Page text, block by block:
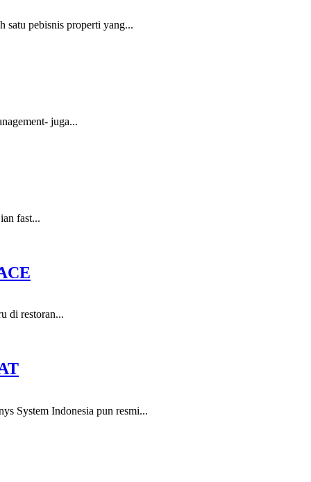
satu pebisnis properti yang...
juga...
fast...
di restoran...
System Indonesia pun resmi...